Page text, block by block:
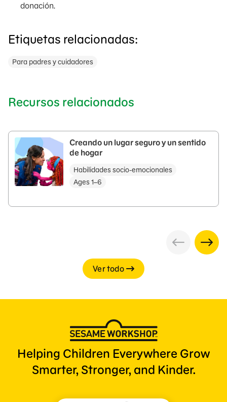
donación.
Etiquetas relacionadas:
Para padres y cuidadores
Recursos relacionados
Creando un lugar seguro y un sentido
de hogar
Habilidades socio-emocionales
Ages 1–6
Ver todo
Helping Children Everywhere Grow
Smarter, Stronger, and Kinder.